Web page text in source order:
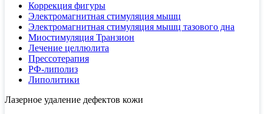
Коррекция фигуры
Электромагнитная стимуляция мышц
Электромагнитная стимуляция мышц тазового дна
Миостимуляция Транзион
Лечение целлюлита
Прессотерапия
РФ-липолиз
Липолитики
Лазерное удаление дефектов кожи